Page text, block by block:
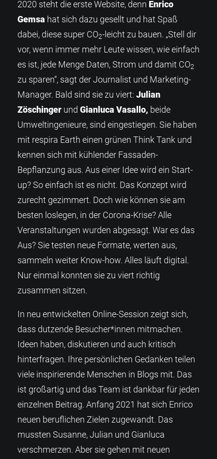
2020 steht die erste Website, denn Enrico
Gemsa hat sich dazu gesellt und hat Spaß
dabei, diese super CO2-leicht zu bauen. „Stell dir
vor, wenn immer mehr Leute wissen, wie einfach
es ist, jede Menge Daten, Strom und damit CO2
zu sparen“, sagt der Journalist und Marketing-
Manager. Bald sind sie zu viert: Julian
Zöschinger und Gianluca Vasallo, beide
Umweltingenieure, sind eingestiegen. Sie haben
mit respira Earth einen grünen Think Tank und
kennen sich mit kühlender Fassaden-
Bepflanzung aus. Aus einer Idee wird ein Start-
up? So einfach ist es nicht. Das Konzept wird
zurecht gezimmert. Doch wie können sie am
besten loslegen, in der Corona-Krise? Alle
Veranstaltungen wurden abgesagt. War es das
Aus? Sie testen neue Formate, werten aus,
sammeln weiter Know-how. Alles läuft digital.
Nur einmal konnten sie zu viert richtig
zusammen sitzen.
In neu entwickelten Online-Session zeigt sich,
dass dutzende Besucher*innen mitmachen.
Ideen haben, diskutieren und auch kritisch
hinterfragen. Ihre persönlichen Gedanken teilen
viele inspirierende Menschen in Blogs mit. Das
ist großartig und das Team ist dankbar für jeden
einzelnen Beitrag. Anfang 2021 hat sich Enrico
neuen beruflichen Zielen zugewandt. Das
mussten Susanne, Julian und Gianluca
verschmerzen. Aber sie gehen mit neuen